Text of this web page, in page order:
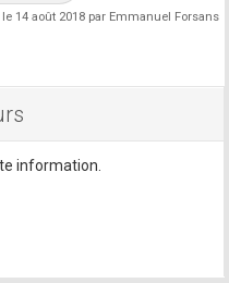
le 14 août 2018 par Emmanuel Forsans
information.